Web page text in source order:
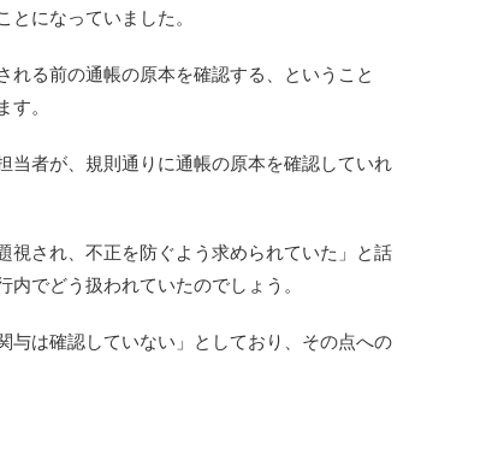
になっていました。
る前の通帳の原本を確認する、ということ
。
当者が、規則通りに通帳の原本を確認していれ
視され、不正を防ぐよう求められていた」と話
でどう扱われていたのでしょう。
与は確認していない」としており、その点への